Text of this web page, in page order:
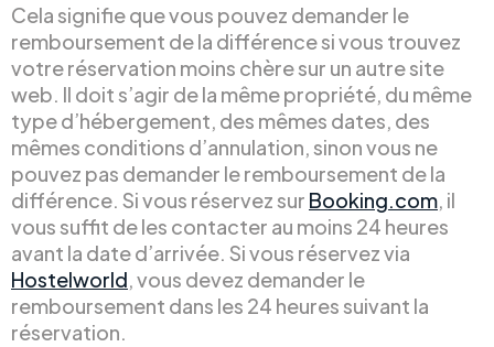
Cela signifie que vous pouvez demander le
remboursement de la différence si vous trouvez
votre réservation moins chère sur un autre site
web. Il doit s’agir de la même propriété, du même
type d’hébergement, des mêmes dates, des
mêmes conditions d’annulation, sinon vous ne
pouvez pas demander le remboursement de la
différence. Si vous réservez sur Booking.com, il
vous suffit de les contacter au moins 24 heures
avant la date d’arrivée. Si vous réservez via
Hostelworld, vous devez demander le
remboursement dans les 24 heures suivant la
réservation.